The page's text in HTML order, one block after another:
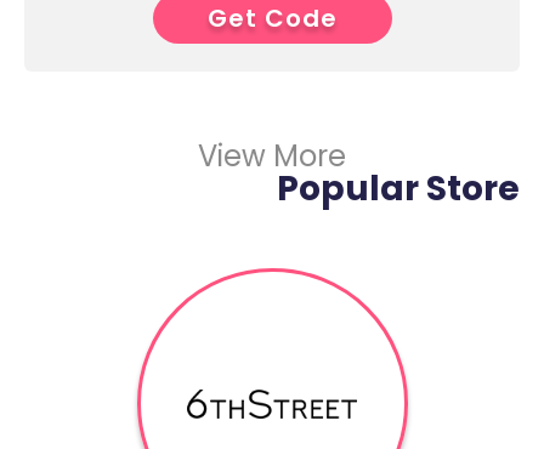
5****
Get Code
View More
Popular Store